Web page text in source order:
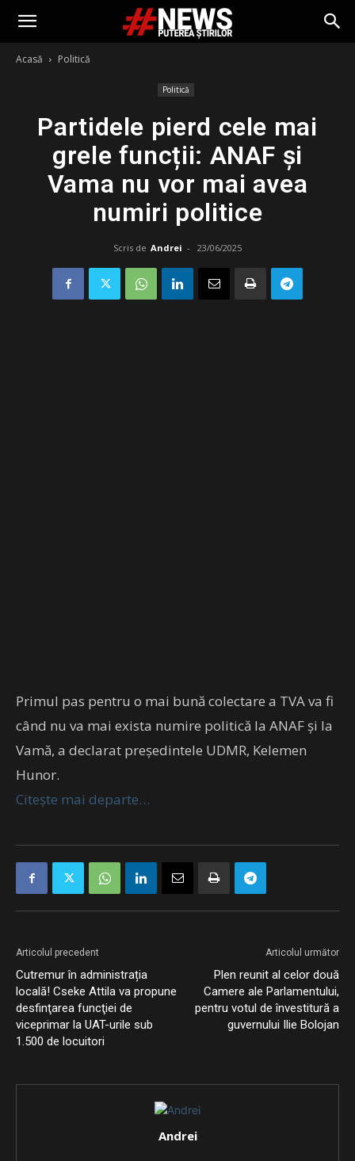
Acasă Politică
Politică
Partidele pierd cele mai
grele funcții: ANAF și
Vama nu vor mai avea
numiri politice
Scris de Andrei - 23/06/2025
Primul pas pentru o mai bună colectare a TVA va fi
când nu va mai exista numire politică la ANAF şi la
Vamă, a declarat preşedintele UDMR, Kelemen
Hunor.
Citește mai departe…
Articolul precedent
Cutremur în administrația
locală! Cseke Attila va propune
desfinţarea funcţiei de
viceprimar la UAT-urile sub
1.500 de locuitori
Articolul următor
Plen reunit al celor două
Camere ale Parlamentului,
pentru votul de învestitură a
guvernului Ilie Bolojan
Andrei